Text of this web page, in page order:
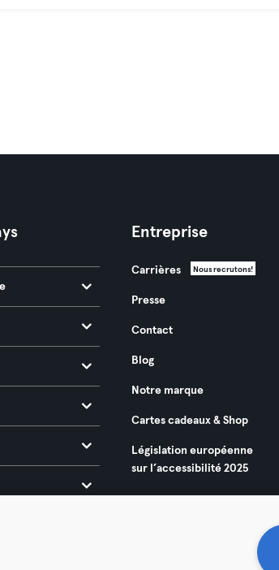
Entreprise
Carrières Nous recrutons!
Presse
Contact
Blog
Notre marque
Cartes cadeaux & Shop
Législation européenne
sur l’accessibilité 2025